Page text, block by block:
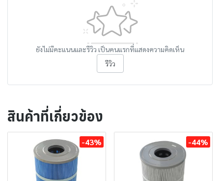
ยังไม่มีคะแนนและรีวิว เป็นคนแรกที่แสดงความคิดเห็น
รีวิว
สินค้าที่เกี่ยวข้อง
-43% -44%